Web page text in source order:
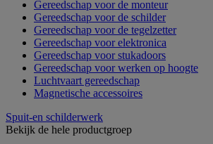
Gereedschap voor de monteur
Gereedschap voor de schilder
Gereedschap voor de tegelzetter
Gereedschap voor elektronica
Gereedschap voor stukadoors
Gereedschap voor werken op hoogte
Luchtvaart gereedschap
Magnetische accessoires
Spuit-en schilderwerk
Bekijk de hele productgroep